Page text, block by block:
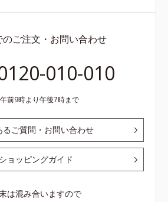
のご注文・お問い合わせ
010-010
午前9時より午後7時まで
るご質問・お問い合わせ
ショッピングガイド
は混み合いますので